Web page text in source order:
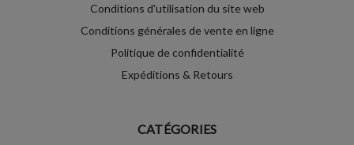
Conditions d'utilisation du site web
Conditions générales de vente en ligne
Politique de confidentialité
Expéditions & Retours
CATÉGORIES